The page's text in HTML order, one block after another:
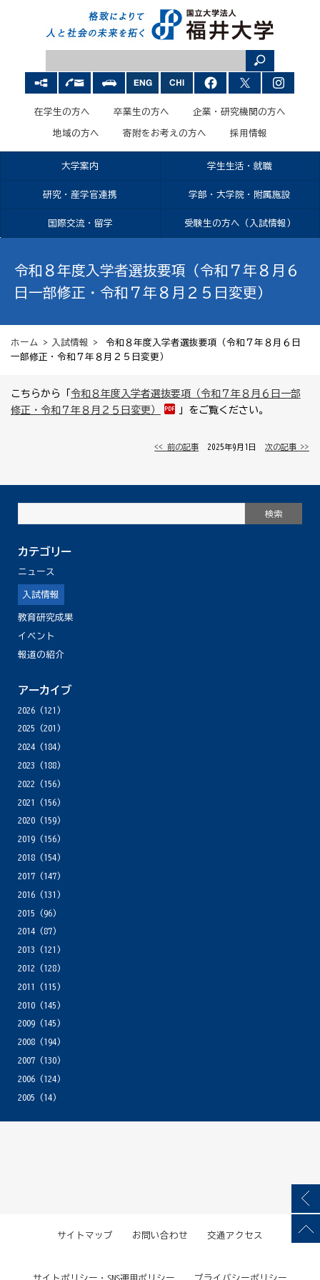
在学生の方へ 卒業生の方へ 企業・研究機関の方へ
地域の方へ 寄附をお考えの方へ 採用情報
大学案内 学生生活・就職
研究・産学官連携 学部・大学院・附属施設
国際交流・留学 受験生の方へ（入試情報）
令和８年度入学者選抜要項（令和７年８月６
日一部修正・令和７年８月２５日変更）
ホーム > 入試情報 > 令和８年度入学者選抜要項（令和７年８月６日
一部修正・令和７年８月２５日変更）
こちらから「 令和８年度入学者選抜要項（令和７年８月６日一部
修正・令和７年８月２５日変更）
」をご覧ください。
<< 前の記事 │ 2025年9月1日 │次の記事 >>
カテゴリー
ニュース
入試情報
教育研究成果
イベント
報道の紹介
アーカイブ
2026(121)
2025 (201)
2024(184)
2023 (188)
2022 (156)
2021
(156)
2020(159)
2019(156)
2018(154)
2017(147)
2016(131)
2015 (96)
2014(87)
2013 (121)
2012 (128)
2011
(115)
2010(145)
2009(145)
2008(194)
2007(130)
2006(124)
2005 (14)
サイトマップ お問い合わせ 交通アクセス
サイトポリシー・SNS運用ポリシー プライバシーポリシー